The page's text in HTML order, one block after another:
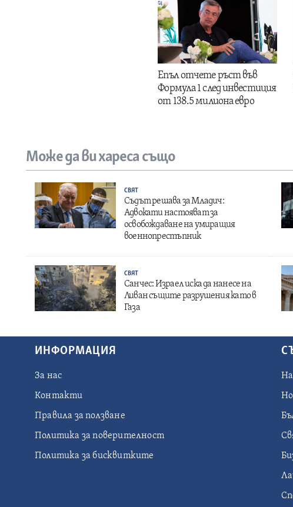
Епъл отчете ръст във
Формула 1 след инвестиция
от 138.5 милиона евро
Може да ви хареса също
СВЯТ
Съдът решава за Младич:
Адвокати настояват за
освобождаване на умиращия
военнопрестъпник
СВЯТ
Санчес: Израел иска да нанесе на
Ливан същите разрушения като в
Газа
ИНФОРМАЦИЯ
За нас
Контакти
Правила за ползване
Политика за поверителност
Политика за бисквитките